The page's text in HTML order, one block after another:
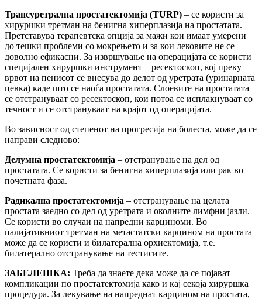
Трансуретрална простатектомија (TURP) – се користи за
хируршки третман на бенигна хиперплазија на простатата.
Претставува терапевтска опција за мажи кои имаат умерени
до тешки проблеми со мокрењето и за кои лековите не се
доволно ефикасни. За извршување на операцијата се користи
специјален хируршки инструмент – ресектоскоп, кој преку
врвот на пенисот се внесува до делот од уретрата (уринарната
цевка) каде што се наоѓа простатата. Слоевите на простатата
се отстрануваат со ресектоскоп, кои потоа се исплакнуваат со
течност и се отстрануваат на крајот од операцијата.
Во зависност од степенот на прогресија на болеста, може да се
направи следново:
Делумна простатектомија – отстранување на дел од
простатата. Се користи за бенигна хиперплазија или рак во
почетната фаза.
Радикална простатектомија – отстранување на целата
простата заедно со дел од уретрата и околните лимфни јазли.
Се користи во случаи на напредни карциноми. Во
палијативниот третман на метастатски карцином на простата
може да се користи и билатерална орхиектомија, т.е.
билатерално отстранување на тестисите.
ЗАБЕЛЕШКА: Треба да знаете дека може да се појават
компликации по простатектомија како и кај секоја хируршка
процедура. За лекување на напреднат карцином на простата,